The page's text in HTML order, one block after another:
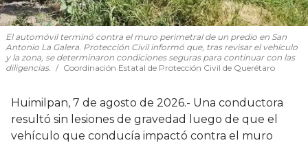
El automóvil terminó contra el muro perimetral de un predio en San
Antonio La Galera. Protección Civil informó que, tras revisar el vehículo
y la zona, se determinaron condiciones seguras para continuar con las
diligencias.
Coordinación Estatal de Protección Civil de Querétaro
Huimilpan, 7 de agosto de 2026.- Una conductora
resultó sin lesiones de gravedad luego de que el
vehículo que conducía impactó contra el muro